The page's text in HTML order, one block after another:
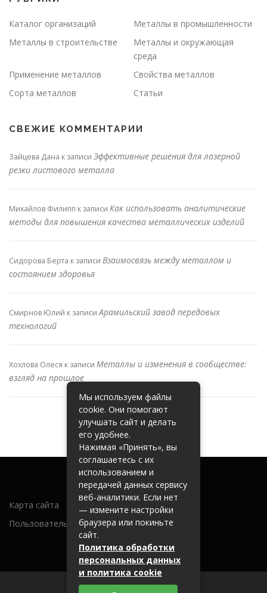
Каталог организаций
Металлы в промышленности
Металлы в строительстве
Металлы и окружающая
среда
Применение металлов
Свойства металлов
Сорта металлов
Статьи
СВЕЖИЕ КОММЕНТАРИИ
Зайцева Дана к записи Эффективные решения для лазерной
резки листового металла
Михайлов Филипп к записи Как использовать аналитические
методы для повышения качества металлических изделий
Сидорова Берта к записи Взаимосвязь между металлом и
состоянием здоровья
Смирнов Юлий к записиАрамильский завод передовых
технологий
Хохлова Олеся к записи Металлы и изменения в сообществе:
взгляд на прошлое
Карта сайта
Пользовательское соглашение
Мы используем файлы
cookie. Они помогают
улучшать сайт и делать
его удобнее.
Нажимая «Принять», вы
соглашаетесь с их
использованием и
передачей данных сервису
веб-аналитики. Если нет
— измените настройки
браузера или покиньте
сайт.
Политика обработки
персональных данных
и политика cookie